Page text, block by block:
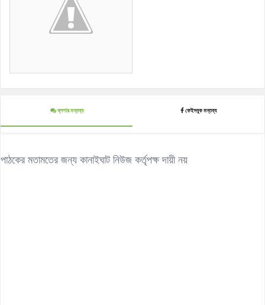
ব্লগার মন্তব্য ফেইসবুক মন্তব্য
পাঠকের মতামতের জন্য কানাইঘাট নিউজ কর্তৃপক্ষ দায়ী নয়